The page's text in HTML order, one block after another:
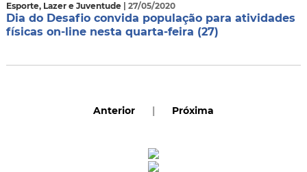
Esporte, Lazer e Juventude | 27/05/2020
Dia do Desafio convida população para atividades
físicas on-line nesta quarta-feira (27)
Anterior | Próxima